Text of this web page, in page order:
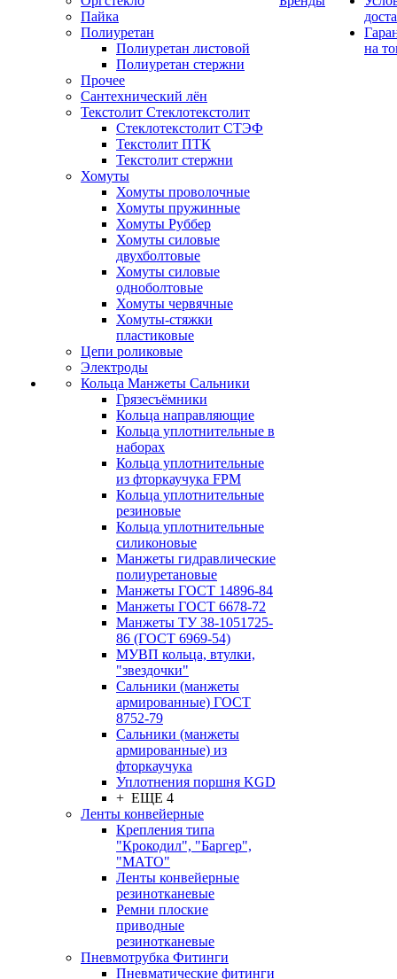
Пайка
Полиуретан
Полиуретан листовой
Полиуретан стержни
Прочее
Сантехнический лён
Текстолит Стеклотекстолит
Стеклотекстолит СТЭФ
Текстолит ПТК
Текстолит стержни
Хомуты
Хомуты проволочные
Хомуты пружинные
Хомуты Руббер
Хомуты силовые
двухболтовые
Хомуты силовые
одноболтовые
Хомуты червячные
Хомуты-стяжки
пластиковые
Цепи роликовые
Электроды
Кольца Манжеты Сальники
Грязесъёмники
Кольца направляющие
Кольца уплотнительные в
наборах
Кольца уплотнительные
из фторкаучука FPM
Кольца уплотнительные
резиновые
Кольца уплотнительные
силиконовые
Манжеты гидравлические
полиуретановые
Манжеты ГОСТ 14896-84
Манжеты ГОСТ 6678-72
Манжеты ТУ 38-1051725-
86 (ГОСТ 6969-54)
МУВП кольца, втулки,
"звездочки"
Сальники (манжеты
армированные) ГОСТ
8752-79
Сальники (манжеты
армированные) из
фторкаучука
Уплотнения поршня KGD
+ ЕЩЕ 4
Ленты конвейерные
Крепления типа
"Крокодил", "Баргер",
"МАТО"
Ленты конвейерные
резинотканевые
Ремни плоские
приводные
резинотканевые
Пневмотрубка Фитинги
Пневматические фитинги
на